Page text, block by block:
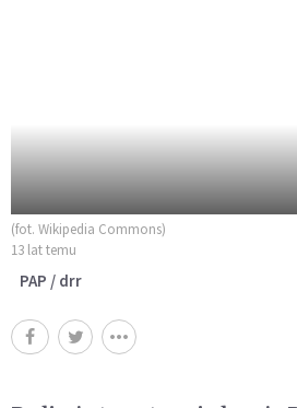
(fot. Wikipedia Commons)
13 lat temu
PAP / drr